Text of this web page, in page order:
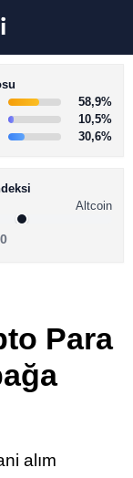
58,9%
10,5%
30,6%
Altcoin
Para
alım